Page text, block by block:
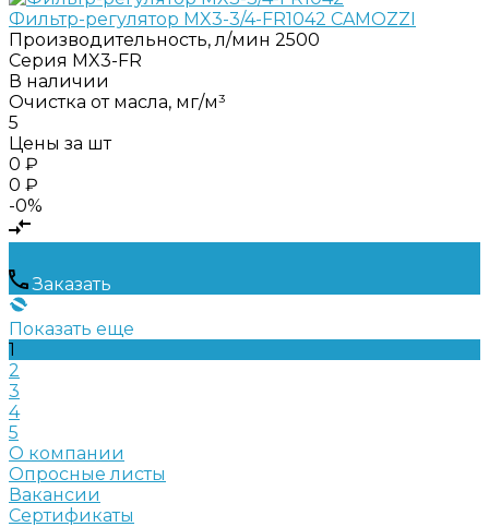
Фильтр-регулятор MX3-3/4-FR1042 CAMOZZI
Производительность, л/мин 2500
Серия MX3-FR
В наличии
Очистка от масла, мг/м³
5
Цены за шт
0 ₽
0 ₽
-0%
Заказать
Показать еще
1
2
3
4
5
О компании
Опросные листы
Вакансии
Сертификаты